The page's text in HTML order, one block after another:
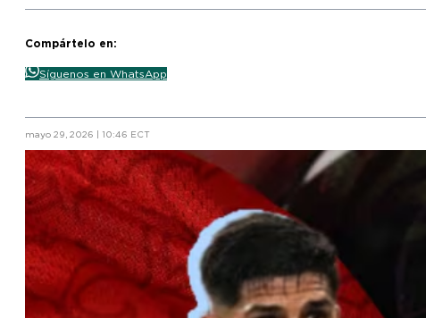
Compártelo en:
Síguenos en WhatsApp
mayo 29, 2026 | 10:46 ECT